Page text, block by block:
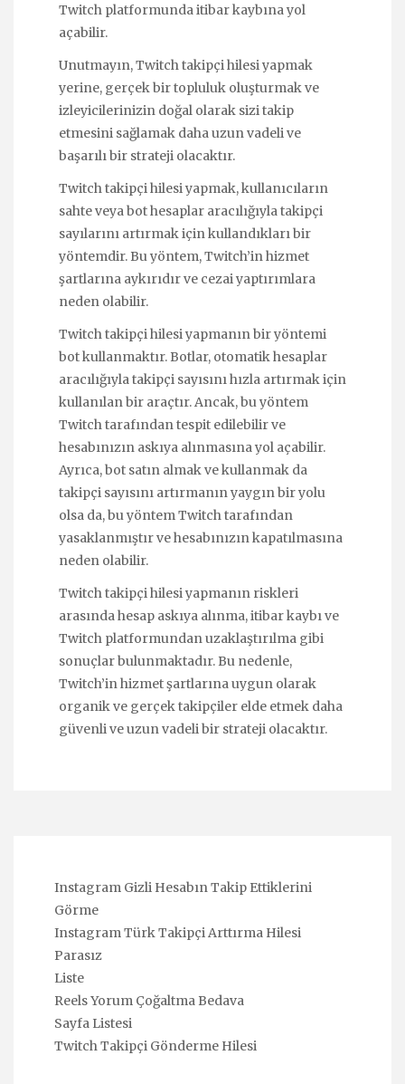
Twitch platformunda itibar kaybına yol
açabilir.
Unutmayın, Twitch takipçi hilesi yapmak
yerine, gerçek bir topluluk oluşturmak ve
izleyicilerinizin doğal olarak sizi takip
etmesini sağlamak daha uzun vadeli ve
başarılı bir strateji olacaktır.
Twitch takipçi hilesi yapmak, kullanıcıların
sahte veya bot hesaplar aracılığıyla takipçi
sayılarını artırmak için kullandıkları bir
yöntemdir. Bu yöntem, Twitch’in hizmet
şartlarına aykırıdır ve cezai yaptırımlara
neden olabilir.
Twitch takipçi hilesi yapmanın bir yöntemi
bot kullanmaktır. Botlar, otomatik hesaplar
aracılığıyla takipçi sayısını hızla artırmak için
kullanılan bir araçtır. Ancak, bu yöntem
Twitch tarafından tespit edilebilir ve
hesabınızın askıya alınmasına yol açabilir.
Ayrıca, bot satın almak ve kullanmak da
takipçi sayısını artırmanın yaygın bir yolu
olsa da, bu yöntem Twitch tarafından
yasaklanmıştır ve hesabınızın kapatılmasına
neden olabilir.
Twitch takipçi hilesi yapmanın riskleri
arasında hesap askıya alınma, itibar kaybı ve
Twitch platformundan uzaklaştırılma gibi
sonuçlar bulunmaktadır. Bu nedenle,
Twitch’in hizmet şartlarına uygun olarak
organik ve gerçek takipçiler elde etmek daha
güvenli ve uzun vadeli bir strateji olacaktır.
Instagram Gizli Hesabın Takip Ettiklerini
Görme
Instagram Türk Takipçi Arttırma Hilesi
Parasız
Liste
Reels Yorum Çoğaltma Bedava
Sayfa Listesi
Twitch Takipçi Gönderme Hilesi